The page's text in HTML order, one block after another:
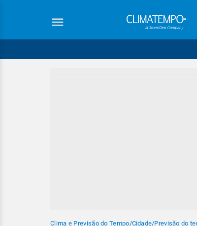
Clima e Previsão do Tempo/Cidade/Previsão do